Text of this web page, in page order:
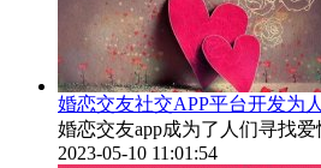
婚恋交友社交APP平台开发为
婚恋交友app成为了人们寻找
2023-05-10 11:01:54